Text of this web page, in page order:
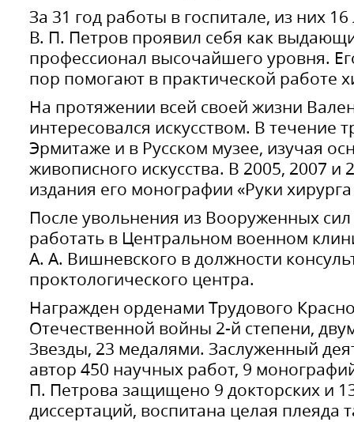
За 31 год работы в госпитале, из них
В. П. Петров проявил себя как
профессионал высочайшего уровня.
пор помогают в практической работе
На протяжении всей своей жизни
интересовался искусством. В течение
Эрмитаже и в Русском музее, изучая
живописного искусства. В 2005, 2007 и
издания его монографии «Руки
После увольнения из Вооруженных
работать в Центральном военном
А. А. Вишневского в должности
проктологического центра.
Награжден орденами Трудового
Отечественной войны 2-й степени,
Звезды, 23 медалями. Заслуженный
автор 450 научных работ, 9
П. Петрова защищено 9 докторских и
диссертаций, воспитана целая плеяда